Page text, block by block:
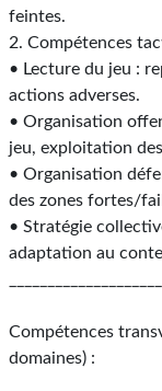
feintes.
2. Compétences
• Lecture du jeu :
actions adverses.
• Organisation
jeu, exploitation
• Organisation
des zones fortes/
• Stratégie
adaptation au
Compétences
domaines) :